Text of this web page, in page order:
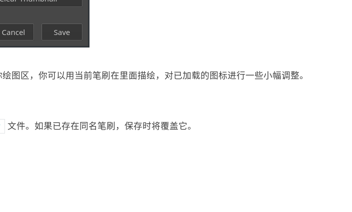
图区，你可以用当前笔刷在里面描绘，对已加载的图标进行一些小幅调整。
文件。如果已存在同名笔刷，保存时将覆盖它。